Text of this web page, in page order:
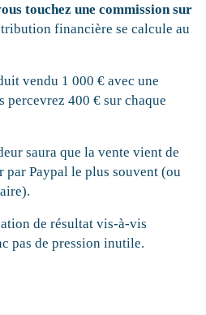
touchez une commission sur
financière se calcule au
vendu 1 000 € avec une
percevrez 400 € sur chaque
saura que la vente vient de
par Paypal le plus souvent (ou
de résultat vis-à-vis
pas de pression inutile.